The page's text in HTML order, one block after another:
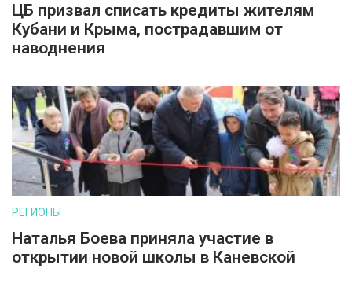
ЦБ призвал списать кредиты жителям
Кубани и Крыма, пострадавшим от
наводнения
РЕГИОНЫ
Наталья Боева приняла участие в
открытии новой школы в Каневской